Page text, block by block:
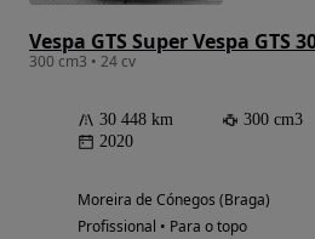
300 cm3 • 24 cv
30 448 km 300 cm3
2020
Moreira de Cónegos (Braga)
Profissional • Para o topo